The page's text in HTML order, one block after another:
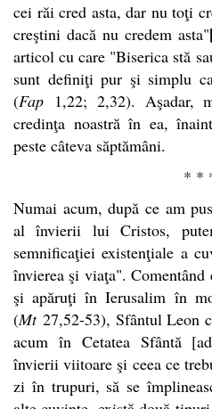
cei răi cred asta, dar nu toţi
creştini dacă nu credem asta"
articol cu care "Biserica stă
sunt definiţi pur şi simplu
(Fap 1,22; 2,32). Aşadar,
credinţa noastră în ea,
peste câteva săptămâni.
* *
Numai acum, după ce am
al învierii lui Cristos,
semnificaţiei existenţiale a
învierea şi viaţa".
şi apăruţi în Ierusalim în
(Mt27,52-53), Sfântul Leon
acum în Cetatea Sfântă
învierii viitoare şi ceea ce
zi în trupuri, să se